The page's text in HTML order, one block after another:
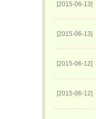
[2015-06-13]
[2015-06-13]
[2015-06-12]
[2015-06-12]